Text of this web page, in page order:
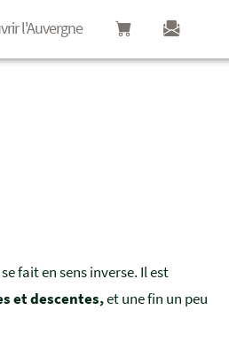
l'Auvergne
fait en sens inverse. Il est
et descentes,et une fin un peu